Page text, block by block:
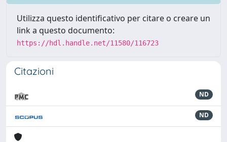
Utilizza questo identificativo per citare o creare un
link a questo documento:
https://hdl.handle.net/11580/116723
Citazioni
ND
ND